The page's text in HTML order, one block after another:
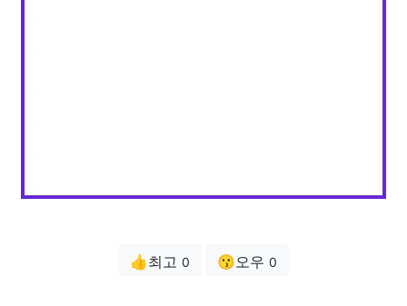
👍최고 0 😗오우 0